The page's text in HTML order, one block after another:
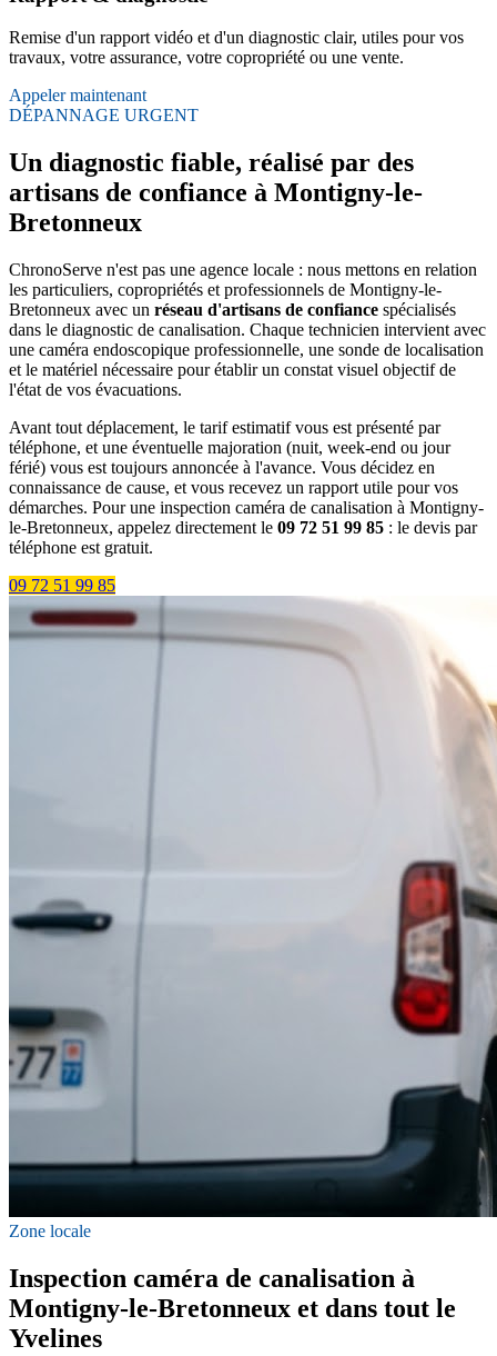
Remise d'un rapport vidéo et d'un diagnostic clair, utiles pour vos
travaux, votre assurance, votre copropriété ou une vente.
Appeler maintenant
DÉPANNAGE URGENT
Un diagnostic fiable, réalisé par des
artisans de confiance à Montigny-le-
Bretonneux
ChronoServe n'est pas une agence locale : nous mettons en relation
les particuliers, copropriétés et professionnels de Montigny-le-
Bretonneux avec un réseau d'artisans de confiance spécialisés
dans le diagnostic de canalisation. Chaque technicien intervient avec
une caméra endoscopique professionnelle, une sonde de localisation
et le matériel nécessaire pour établir un constat visuel objectif de
l'état de vos évacuations.
Avant tout déplacement, le tarif estimatif vous est présenté par
téléphone, et une éventuelle majoration (nuit, week-end ou jour
férié) vous est toujours annoncée à l'avance. Vous décidez en
connaissance de cause, et vous recevez un rapport utile pour vos
démarches. Pour une inspection caméra de canalisation à Montigny-
le-Bretonneux, appelez directement le 09 72 51 99 85 : le devis par
téléphone est gratuit.
09 72 51 99 85
Zone locale
Inspection caméra de canalisation à
Montigny-le-Bretonneux et dans tout le
Yvelines